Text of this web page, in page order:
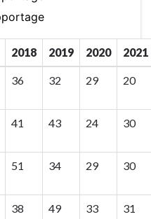
2018 2019 2020 2021
36 32 29 20
41 43 24 30
51 34 29 30
38 49 33 31